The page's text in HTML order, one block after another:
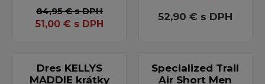
84,95 €s DPH
51,00 € s DPH
52,90 € s DPH
Dres KELLYS
MADDIE krátky
Specialized Trail
Air Short Men